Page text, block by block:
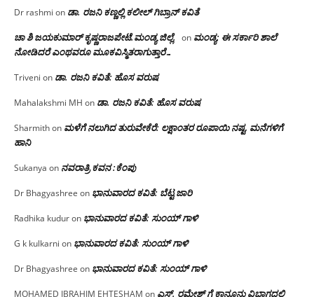
Dr rashmi on ಡಾ. ರಜನಿ‌ ಕಣ್ಣಲ್ಲಿ ಕಲೀಲ್ ಗಿಬ್ರಾನ್ ಕವಿತೆ
ಚಾ ಶಿ ಜಯಕುಮಾರ್ ಕೃಷ್ಣರಾಜಪೇಟೆ.ಮಂಡ್ಯ ಜಿಲ್ಲೆ. on ಮಂಡ್ಯ: ಈ ಸರ್ಕಾರಿ ಶಾಲೆ
ನೋಡಿದರೆ ಎಂಥವರೂ ಮೂಕವಿಸ್ಮಿತರಾಗುತ್ತಾರೆ…
Triveni on ಡಾ. ರಜನಿ ಕವಿತೆ: ಹೊಸ ವರುಷ
Mahalakshmi MH on ಡಾ. ರಜನಿ ಕವಿತೆ: ಹೊಸ ವರುಷ
Sharmithon ಮಳೆಗೆ ನಲುಗಿದ ತುರುವೇಕೆರೆ: ಲಕ್ಷಾಂತರ ರೂಪಾಯಿ ನಷ್ಟ, ಮನೆಗಳಿಗೆ
ಹಾನಿ
Sukanya on ನವರಾತ್ರಿ ಕವನ :ಕೆಂಪು
Dr Bhagyashree on ಭಾನುವಾರದ ಕವಿತೆ: ಬೆಟ್ಟ ಜಾರಿ
Radhika kuduron ಭಾನುವಾರದ ಕವಿತೆ: ಸುಂಯ್ ಗಾಳಿ
G k kulkarni on ಭಾನುವಾರದ ಕವಿತೆ: ಸುಂಯ್ ಗಾಳಿ
Dr Bhagyashree on ಭಾನುವಾರದ ಕವಿತೆ: ಸುಂಯ್ ಗಾಳಿ
MOHAMED IBRAHIM EHTESHAM on ಎಸ್. ರಮೇಶ್ ಗೆ ಕಾನೂನು ವಿಭಾಗದಲ್ಲಿ